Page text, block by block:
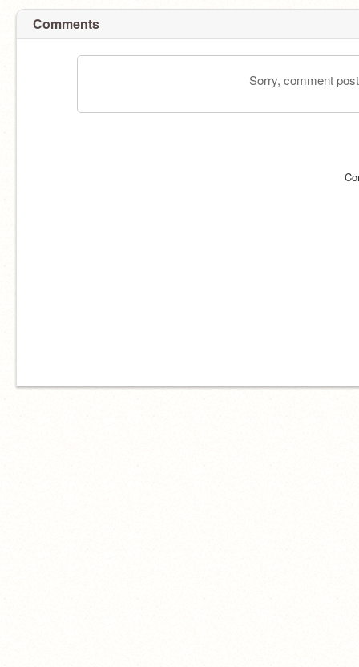
Comments
Sorry, comment